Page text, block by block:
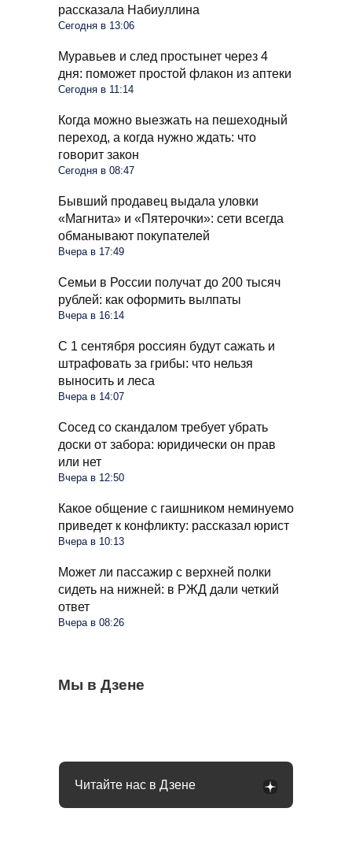
рассказала Набиуллина
Сегодня в 13:06
Муравьев и след простынет через 4
дня: поможет простой флакон из аптеки
Сегодня в 11:14
Когда можно выезжать на пешеходный
переход, а когда нужно ждать: что
говорит закон
Сегодня в 08:47
Бывший продавец выдала уловки
«Магнита» и «Пятерочки»: сети всегда
обманывают покупателей
Вчера в 17:49
Семьи в России получат до 200 тысяч
рублей: как оформить вылпаты
Вчера в 16:14
С 1 сентября россиян будут сажать и
штрафовать за грибы: что нельзя
выносить и леса
Вчера в 14:07
Сосед со скандалом требует убрать
доски от забора: юридически он прав
или нет
Вчера в 12:50
Какое общение с гаишником неминуемо
приведет к конфликту: рассказал юрист
Вчера в 10:13
Может ли пассажир с верхней полки
сидеть на нижней: в РЖД дали четкий
ответ
Вчера в 08:26
Мы в Дзене
Что изменится в жизни россиян с
введением цифрового рубля: рассказала
Муравьев и след простынет через 4 дня:
Когда можно выезжать на пешеходный
Читайте нас в Дзене